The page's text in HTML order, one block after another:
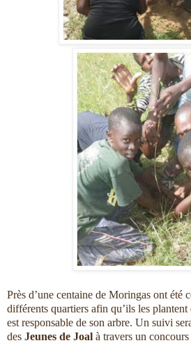
Près d’une centaine de Moringas ont été
différents quartiers afin qu’ils les
est responsable de son arbre. Un suivi
des Jeunes de Joal à travers un